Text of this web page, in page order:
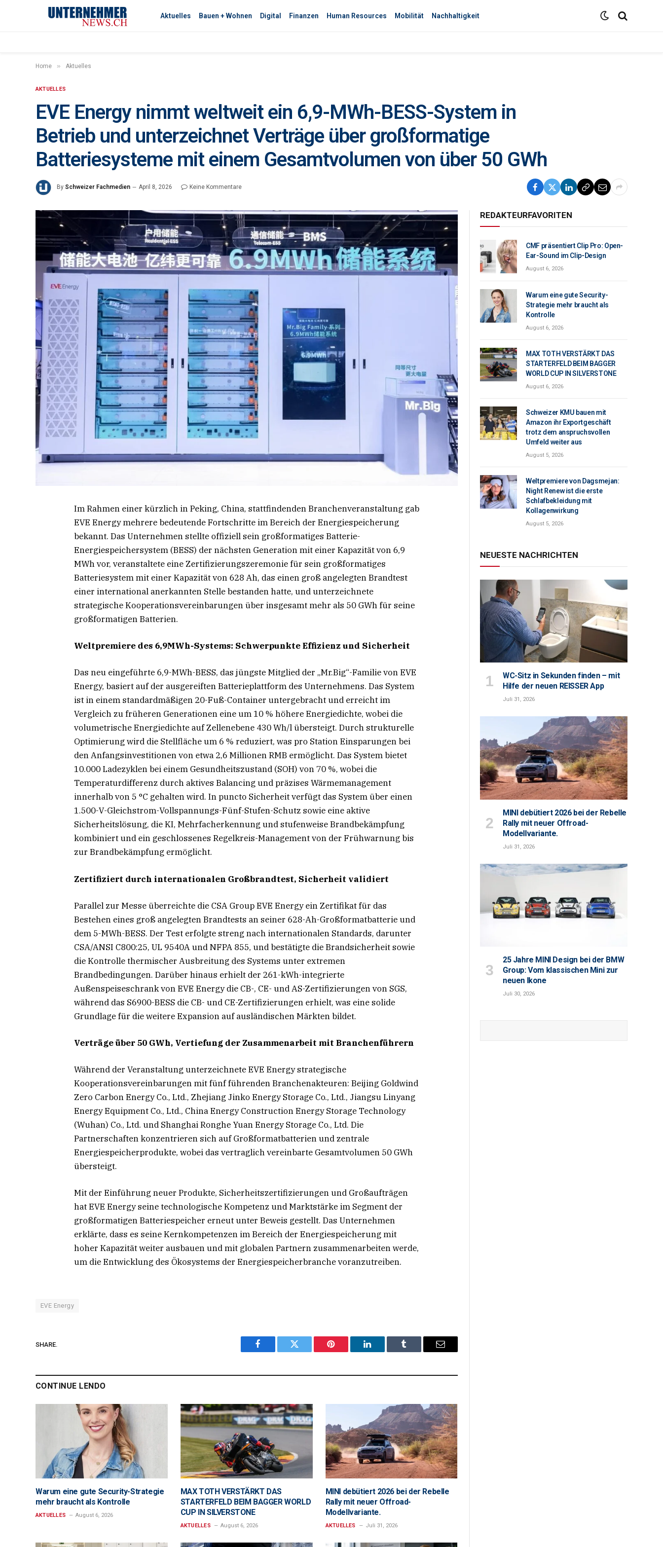
Aktuelles Bauen + Wohnen Digital Finanzen Human Resources Mobilität Nachhaltigkeit
Home » Aktuelles
AKTUELLES
EVE Energy nimmt weltweit ein 6,9-MWh-BESS-System in
Betrieb und unterzeichnet Verträge über großformatige
Batteriesysteme mit einem Gesamtvolumen von über 50 GWh
By Schweizer Fachmedien April 8, 2026 Keine Kommentare
Im Rahmen einer kürzlich in Peking, China, stattfindenden Branchenveranstaltung gab
EVE Energy mehrere bedeutende Fortschritte im Bereich der Energiespeicherung
bekannt. Das Unternehmen stellte offiziell sein großformatiges Batterie-
Energiespeichersystem (BESS) der nächsten Generation mit einer Kapazität von 6,9
MWh vor, veranstaltete eine Zertifizierungszeremonie für sein großformatiges
Batteriesystem mit einer Kapazität von 628 Ah, das einen groß angelegten Brandtest
einer international anerkannten Stelle bestanden hatte, und unterzeichnete
strategische Kooperationsvereinbarungen über insgesamt mehr als 50 GWh für seine
großformatigen Batterien.
Weltpremiere des 6,9MWh-Systems: Schwerpunkte Effizienz und Sicherheit
Das neu eingeführte 6,9-MWh-BESS, das jüngste Mitglied der „Mr.Big“-Familie von EVE
Energy, basiert auf der ausgereiften Batterieplattform des Unternehmens. Das System
ist in einem standardmäßigen 20-Fuß-Container untergebracht und erreicht im
Vergleich zu früheren Generationen eine um 10 % höhere Energiedichte, wobei die
volumetrische Energiedichte auf Zellenebene 430 Wh/l übersteigt. Durch strukturelle
Optimierung wird die Stellfläche um 6 % reduziert, was pro Station Einsparungen bei
den Anfangsinvestitionen von etwa 2,6 Millionen RMB ermöglicht. Das System bietet
10.000 Ladezyklen bei einem Gesundheitszustand (SOH) von 70 %, wobei die
Temperaturdifferenz durch aktives Balancing und präzises Wärmemanagement
innerhalb von 5 °C gehalten wird. In puncto Sicherheit verfügt das System über einen
1.500-V-Gleichstrom-Vollspannungs-Fünf-Stufen-Schutz sowie eine aktive
Sicherheitslösung, die KI, Mehrfacherkennung und stufenweise Brandbekämpfung
kombiniert und ein geschlossenes Regelkreis-Management von der Frühwarnung bis
zur Brandbekämpfung ermöglicht.
Zertifiziert durch internationalen Großbrandtest, Sicherheit validiert
Parallel zur Messe überreichte die CSA Group EVE Energy ein Zertifikat für das
Bestehen eines groß angelegten Brandtests an seiner 628-Ah-Großformatbatterie und
dem 5-MWh-BESS. Der Test erfolgte streng nach internationalen Standards, darunter
CSA/ANSI C800:25, UL 9540A und NFPA 855, und bestätigte die Brandsicherheit sowie
die Kontrolle thermischer Ausbreitung des Systems unter extremen
Brandbedingungen. Darüber hinaus erhielt der 261-kWh-integrierte
Außenspeiseschrank von EVE Energy die CB-, CE- und AS-Zertifizierungen von SGS,
während das S6900-BESS die CB- und CE-Zertifizierungen erhielt, was eine solide
Grundlage für die weitere Expansion auf ausländischen Märkten bildet.
Verträge über 50 GWh, Vertiefung der Zusammenarbeit mit Branchenführern
Während der Veranstaltung unterzeichnete EVE Energy strategische
Kooperationsvereinbarungen mit fünf führenden Branchenakteuren: Beijing Goldwind
Zero Carbon Energy Co., Ltd., Zhejiang Jinko Energy Storage Co., Ltd., Jiangsu Linyang
Energy Equipment Co., Ltd., China Energy Construction Energy Storage Technology
(Wuhan) Co., Ltd. und Shanghai Ronghe Yuan Energy Storage Co., Ltd. Die
Partnerschaften konzentrieren sich auf Großformatbatterien und zentrale
Energiespeicherprodukte, wobei das vertraglich vereinbarte Gesamtvolumen 50 GWh
übersteigt.
Mit der Einführung neuer Produkte, Sicherheitszertifizierungen und Großaufträgen
hat EVE Energy seine technologische Kompetenz und Marktstärke im Segment der
großformatigen Batteriespeicher erneut unter Beweis gestellt. Das Unternehmen
erklärte, dass es seine Kernkompetenzen im Bereich der Energiespeicherung mit
hoher Kapazität weiter ausbauen und mit globalen Partnern zusammenarbeiten werde,
um die Entwicklung des Ökosystems der Energiespeicherbranche voranzutreiben.
EVE Energy
SHARE.
Facebook Twitter Pinterest LinkedIn Tumblr Email
CONTINUE LENDO
Warum eine gute Security-Strategie
mehr braucht als Kontrolle
AKTUELLES August 6, 2026
MAX TOTH VERSTÄRKT DAS
STARTERFELD BEIM BAGGER WORLD
CUP IN SILVERSTONE
AKTUELLES August 6, 2026
MINI debütiert 2026 bei der Rebelle
Rally mit neuer Offroad-
Modellvariante.
AKTUELLES Juli 31, 2026
REDAKTEURFAVORITEN
CMF präsentiert Clip Pro: Open-
Ear-Sound im Clip-Design
August 6, 2026
Warum eine gute Security-
Strategie mehr braucht als
Kontrolle
August 6, 2026
MAX TOTH VERSTÄRKT DAS
STARTERFELD BEIM BAGGER
WORLD CUP IN SILVERSTONE
August 6, 2026
Schweizer KMU bauen mit
Amazon ihr Exportgeschäft
trotz dem anspruchsvollen
Umfeld weiter aus
August 5, 2026
Weltpremiere von Dagsmejan:
Night Renew ist die erste
Schlafbekleidung mit
Kollagenwirkung
August 5, 2026
NEUESTE NACHRICHTEN
WC-Sitz in Sekunden finden – mit
Hilfe der neuen REISSER App
Juli 31, 2026
MINI debütiert 2026 bei der Rebelle
Rally mit neuer Offroad-
Modellvariante.
Juli 31, 2026
25 Jahre MINI Design bei der BMW
Group: Vom klassischen Mini zur
neuen Ikone
Juli 30, 2026